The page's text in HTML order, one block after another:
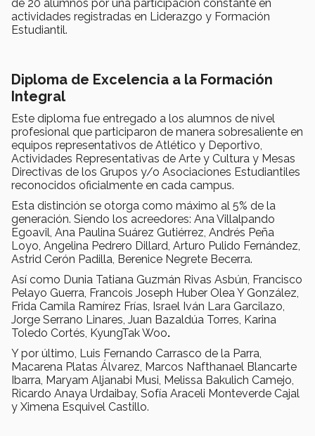
de 20 alumnos por una participación constante en
actividades registradas en Liderazgo y Formación
Estudiantil.
Diploma de Excelencia a la Formación
Integral
Este diploma fue entregado a los alumnos de nivel
profesional que participaron de manera sobresaliente en
equipos representativos de Atlético y Deportivo,
Actividades Representativas de Arte y Cultura y Mesas
Directivas de los Grupos y/o Asociaciones Estudiantiles
reconocidos oficialmente en cada campus.
Esta distinción se otorga como máximo al 5% de la
generación. Siendo los acreedores: Ana Villalpando
Egoavil, Ana Paulina Suárez Gutiérrez, Andrés Peña
Loyo, Angelina Pedrero Dillard, Arturo Pulido Fernández,
Astrid Cerón Padilla, Berenice Negrete Becerra.
Así como Dunia Tatiana Guzmán Rivas Asbún, Francisco
Pelayo Guerra, Francois Joseph Huber Olea Y González,
Frida Camila Ramírez Frías, Israel Iván Lara Garcilazo,
Jorge Serrano Linares, Juan Bazaldúa Torres, Karina
Toledo Cortés, KyungTak Woo.
Y por último, Luis Fernando Carrasco de la Parra,
Macarena Platas Álvarez, Marcos Nafthanael Blancarte
Ibarra, Maryam Aljanabi Musi, Melissa Bakulich Camejo,
Ricardo Anaya Urdaibay, Sofía Araceli Monteverde Cajal
y Ximena Esquivel Castillo.